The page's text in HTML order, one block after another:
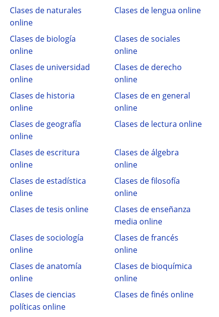
Clases de naturales
online
Clases de lengua online
Clases de biología
online
Clases de sociales
online
Clases de universidad
online
Clases de derecho
online
Clases de historia
online
Clases de en general
online
Clases de geografía
online
Clases de lectura online
Clases de escritura
online
Clases de álgebra
online
Clases de estadística
online
Clases de filosofía
online
Clases de tesis online
Clases de enseñanza
media online
Clases de sociología
online
Clases de francés
online
Clases de anatomía
online
Clases de bioquímica
online
Clases de ciencias
políticas online
Clases de finés online